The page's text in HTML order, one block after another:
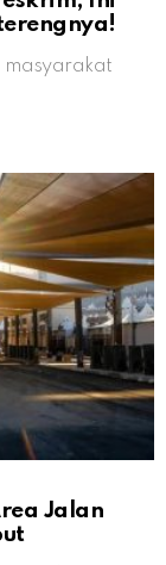
masyarakat
Jalan